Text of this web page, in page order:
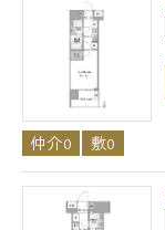
仲介0 敷0